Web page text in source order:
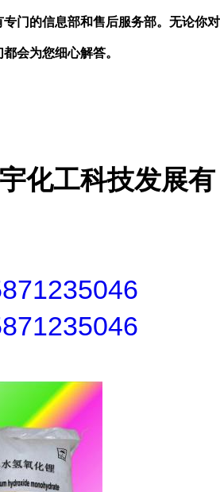
门的信息部和售后服务部。无论你对
会为您细心解答。
化工科技发展有